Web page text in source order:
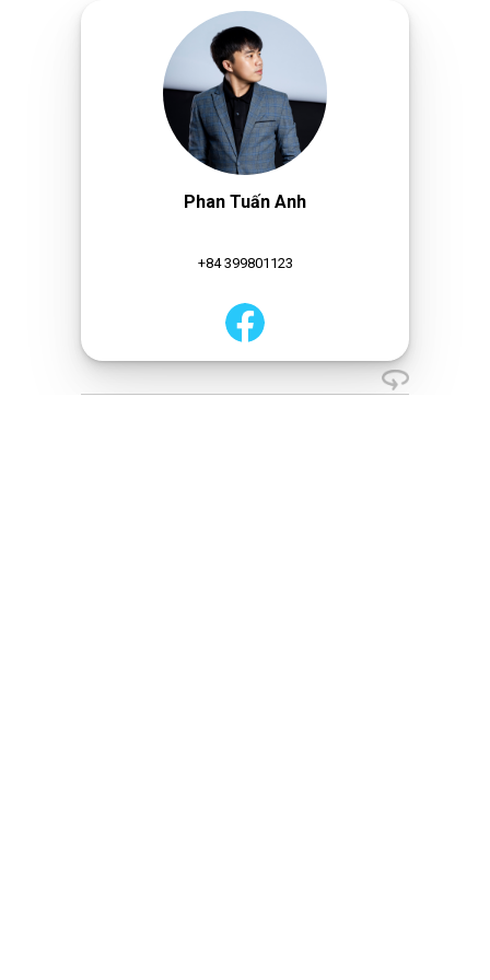
Phan Tuấn Anh
+84 399801123